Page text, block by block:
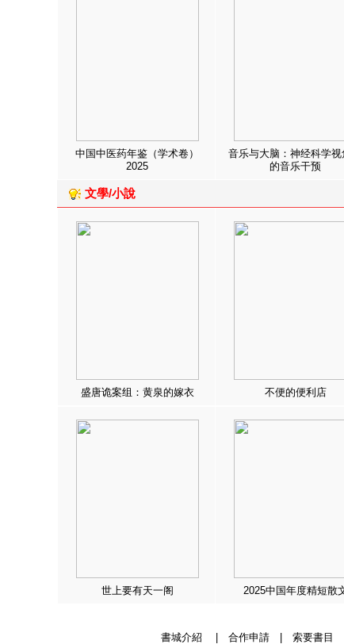
中国中医药年鉴（学术卷）
2025
音乐与大脑：神经科学视
的音乐干预
文學/小說
盛唐诡案组：黄泉的嫁衣 不便的便利店
世上要有天一阁 2025中国年度精短散
書城介紹 合作申請| 索要書目